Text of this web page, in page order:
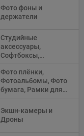
Фото фоны и
держатели
Студийные
аксессуары,
Софтбоксы,
Рефлекторы,
Отражатели,
Предметные
Фото плёнки,
Фотоальбомы, Фото
бумага, Рамки для
камеры
Экшн-камеры и
Дроны